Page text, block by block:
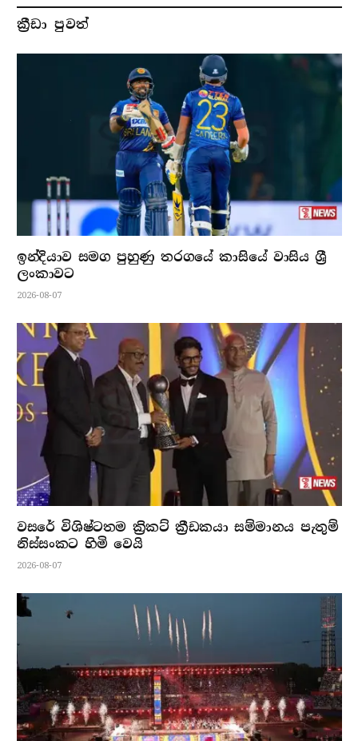
ක්‍රීඩා පුවත්
ඉන්දියාව සමග පුහුණු තරගයේ කාසියේ වාසිය ශ්‍රී
ලංකාවට
2026-08-07
වසරේ විශිෂ්ටතම ක්‍රිකට් ක්‍රීඩකයා සම්මානය පැතුම්
නිස්සංකට හිමි වෙයි
2026-08-07